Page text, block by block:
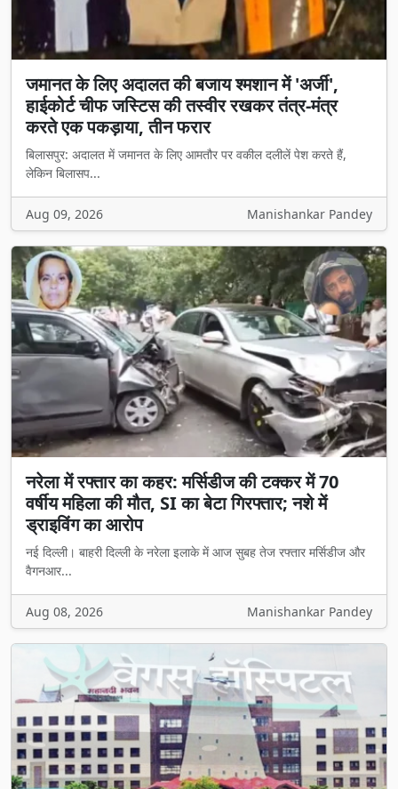
जमानत के लिए अदालत की बजाय श्मशान में 'अर्जी',
हाईकोर्ट चीफ जस्टिस की तस्वीर रखकर तंत्र-मंत्र
करते एक पकड़ाया, तीन फरार
बिलासपुर: अदालत में जमानत के लिए आमतौर पर वकील दलीलें पेश करते हैं,
लेकिन बिलासप...
Aug 09, 2026 Manishankar Pandey
नरेला में रफ्तार का कहर: मर्सिडीज की टक्कर में 70
वर्षीय महिला की मौत, SI का बेटा गिरफ्तार; नशे में
ड्राइविंग का आरोप
नई दिल्ली। बाहरी दिल्ली के नरेला इलाके में आज सुबह तेज रफ्तार मर्सिडीज और
वैगनआर...
Aug 08, 2026 Manishankar Pandey